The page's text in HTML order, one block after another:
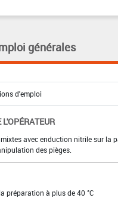
générales
avec enduction nitrile sur la
des pièges.
préparation à plus de 40 °C